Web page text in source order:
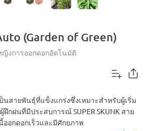
(Garden of Green)
ญิงการออกดอกอัตโนมัติ
ป็นสายพันธุ์ที่แข็งแกร่งซึ่งเหมาะสำหรับผู้เริ่ม
กฝนที่มีประสบการณ์ SUPER SKUNK สาย
อกดอกเร็วและมีศักยภาพ